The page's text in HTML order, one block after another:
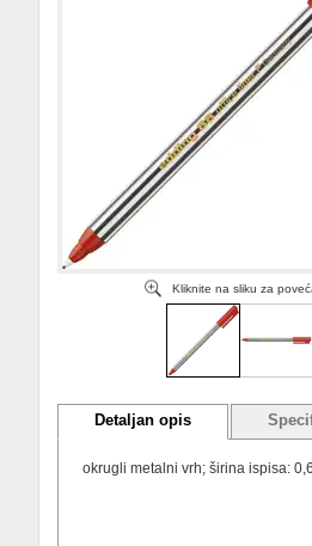
Kliknite na sliku za
Detaljan opis
okrugli metalni vrh; širina ispisa: